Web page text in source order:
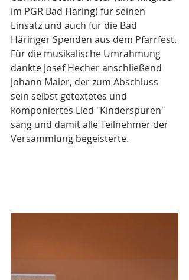
im PGR Bad Häring) für seinen
Einsatz und auch für die Bad
Häringer Spenden aus dem Pfarrfest.
Für die musikalische Umrahmung
dankte Josef Hecher anschließend
Johann Maier, der zum Abschluss
sein selbst getextetes und
komponiertes Lied "Kinderspuren"
sang und damit alle Teilnehmer der
Versammlung begeisterte.